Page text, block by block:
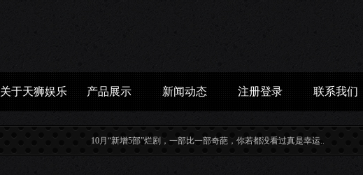
关于天狮娱乐 产品展示 新闻动态 注册登录 联系我们
10月“新增5部”烂剧，一部比一部奇葩，你若都没看过真是幸运... 减肥吃吃...